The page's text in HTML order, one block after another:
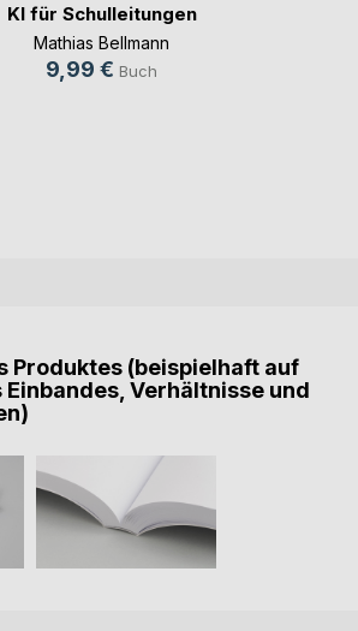
KI für Schulleitungen
Mathias Bellmann
9,99 € Buch
Produktes (beispielhaft auf
Verhältnisse und